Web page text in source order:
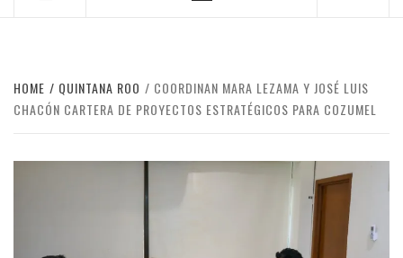
HOME QUINTANA ROO
COORDINAN MARA LEZAMA Y JOSÉ LUIS
CHACÓN CARTERA DE PROYECTOS ESTRATÉGICOS PARA COZUMEL